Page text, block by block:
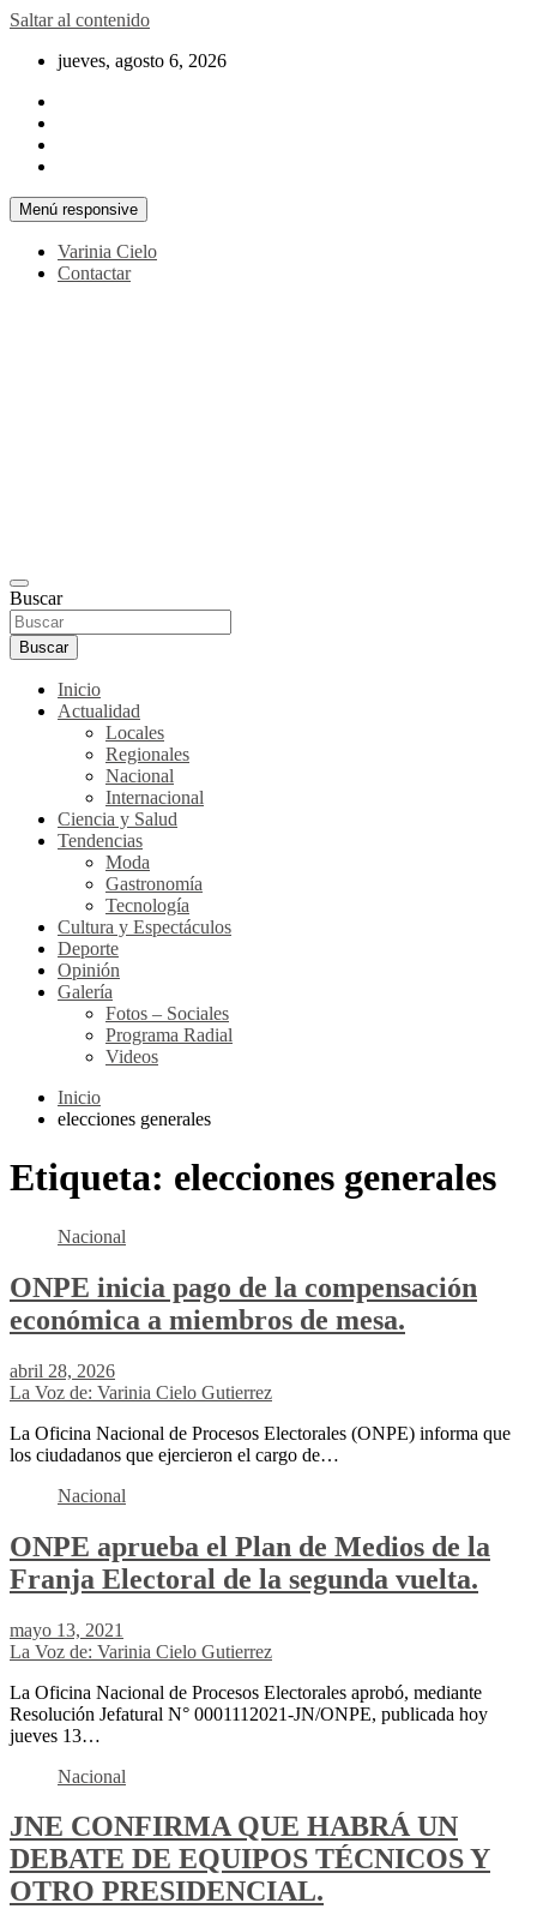
Saltar al contenido
jueves, agosto 6, 2026
Menú responsive
Varinia Cielo
Contactar
Buscar
Buscar
Inicio
Actualidad
Locales
Regionales
Nacional
Internacional
Ciencia y Salud
Tendencias
Moda
Gastronomía
Tecnología
Cultura y Espectáculos
Deporte
Opinión
Galería
Fotos – Sociales
Programa Radial
Videos
Inicio
elecciones generales
Etiqueta: elecciones generales
Nacional
ONPE inicia pago de la compensación
económica a miembros de mesa.
abril 28, 2026
La Voz de: Varinia Cielo Gutierrez
La Oficina Nacional de Procesos Electorales (ONPE) informa que
los ciudadanos que ejercieron el cargo de…
Nacional
ONPE aprueba el Plan de Medios de la
Franja Electoral de la segunda vuelta.
mayo 13, 2021
La Voz de: Varinia Cielo Gutierrez
La Oficina Nacional de Procesos Electorales aprobó, mediante
Resolución Jefatural N° 0001112021-JN/ONPE, publicada hoy
jueves 13…
Nacional
JNE CONFIRMA QUE HABRÁ UN
DEBATE DE EQUIPOS TÉCNICOS Y
OTRO PRESIDENCIAL.